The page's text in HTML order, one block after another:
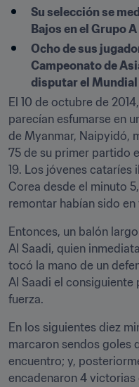
Su selección se
Bajos en el Grupo
Ocho de sus
Campeonato de
disputar el Mundial
El 10 de octubre de
parecían esfumarse en
de Myanmar, Naipyidó,
75 de su primer partido
19. Los jóvenes cataríes
Corea desde el minuto
remontar habían sido en
Entonces, un balón
Al Saadi, quien
tocó la mano de un
Al Saadi el consiguiente
fuerza.
En los siguientes diez
marcaron sendos goles
encuentro; y,
encadenaron 4